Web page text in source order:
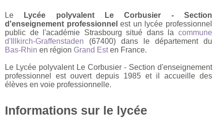
Le
Lycée polyvalent Le Corbusier - Section
d'enseignement professionnel est un lycée professionnel
public de l'académie Strasbourg situé dans la commune
d'Illkirch-Graffenstaden (67400) dans le département du
Bas-Rhin en région Grand Esten France.
Le Lycée polyvalent Le Corbusier - Section d'enseignement
professionnel est ouvert depuis 1985 et il accueille des
élèves en voie professionnelle.
Informations sur le lycée